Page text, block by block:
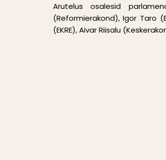
Arutelus osalesid
(Reformierakond), Igor Taro
(EKRE), Aivar Riisalu